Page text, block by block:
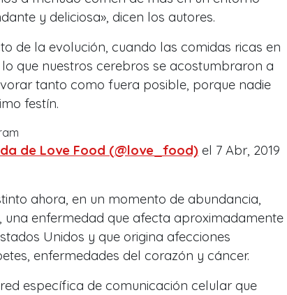
y deliciosa», dicen los autores.
de la evolución, cuando las comidas ricas en
que nuestros cerebros se acostumbraron a
tanto como fuera posible, porque nadie
festín.
de Love Food (@love_food) el 7 Abr, 2019
ahora, en un momento de abundancia,
una enfermedad que afecta aproximadamente
Unidos y que origina afecciones
enfermedades del corazón y cáncer.
específica de comunicación celular que